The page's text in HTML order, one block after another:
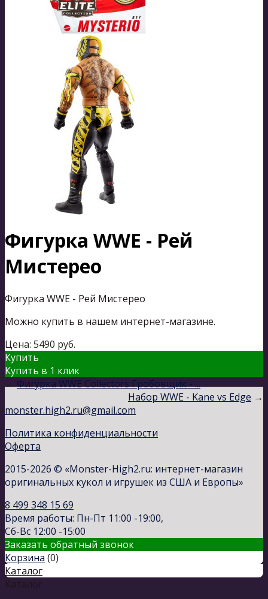
Фигурка WWE - Рей
Мистерео
Фигурка WWE - Рей Мистерео
Можно купить в нашем интернет-магазине.
Цена: 5490 руб.
Купить
Купить в 1 клик
←Фигурка WWE Collectors Гробовщик - ...
Набор WWE - Kane vs Edge →
monster.high2.ru@gmail.com
Политика конфиденциальности
Оферта
2015-2026 © «Monster-High2.ru: интернет-магазин
оригинальных кукол и игрушек из США и Европы»
8 499 348 15 69
Время работы: Пн-Пт 11:00 -19:00,
Сб-Вс 12:00 -15:00
Заказать обратный звонок
Корзина (0)
Каталог
Каталог